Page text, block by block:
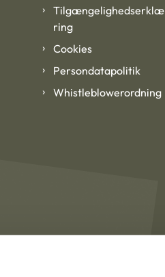
Tilgængelighedserklæ
ring
Cookies
Persondatapolitik
Whistleblowerordning